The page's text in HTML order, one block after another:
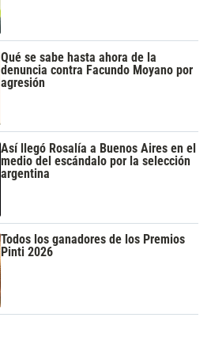
Qué se sabe hasta ahora de la
denuncia contra Facundo Moyano por
agresión
Así llegó Rosalía a Buenos Aires en el
medio del escándalo por la selección
argentina
Todos los ganadores de los Premios
Pinti 2026